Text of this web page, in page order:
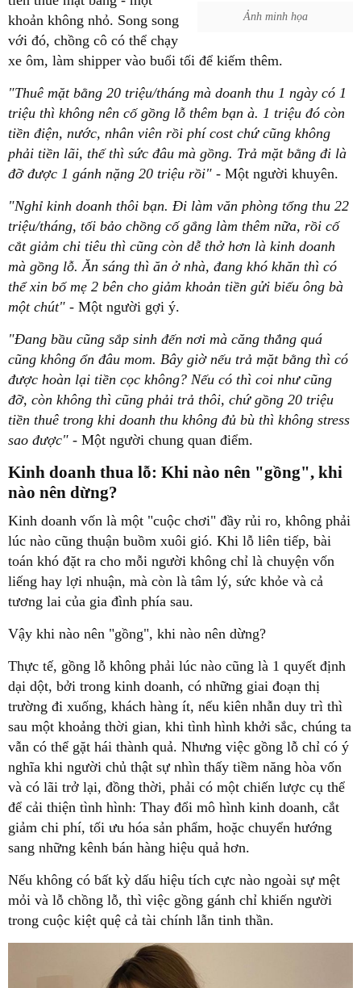
Ảnh minh họa
khoản không nhỏ. Song song
với đó, chồng cô có thể chạy
xe ôm, làm shipper vào buổi tối để kiếm thêm.
"Thuê mặt bằng 20 triệu/tháng mà doanh thu 1 ngày có 1
triệu thì không nên cố gồng lỗ thêm bạn à. 1 triệu đó còn
tiền điện, nước, nhân viên rồi phí cost chứ cũng không
phải tiền lãi, thế thì sức đâu mà gồng. Trả mặt bằng đi là
đỡ được 1 gánh nặng 20 triệu rồi" - Một người khuyên.
"Nghỉ kinh doanh thôi bạn. Đi làm văn phòng tổng thu 22
triệu/tháng, tối bảo chồng cố gắng làm thêm nữa, rồi cố
cắt giảm chi tiêu thì cũng còn dễ thở hơn là kinh doanh
mà gồng lỗ. Ăn sáng thì ăn ở nhà, đang khó khăn thì có
thể xin bố mẹ 2 bên cho giảm khoản tiền gửi biếu ông bà
một chút" - Một người gợi ý.
"Đang bầu cũng sắp sinh đến nơi mà căng thẳng quá
cũng không ổn đâu mom. Bây giờ nếu trả mặt bằng thì có
được hoàn lại tiền cọc không? Nếu có thì coi như cũng
đỡ, còn không thì cũng phải trả thôi, chứ gồng 20 triệu
tiền thuê trong khi doanh thu không đủ bù thì không stress
sao được" - Một người chung quan điểm.
Kinh doanh thua lỗ: Khi nào nên "gồng", khi
nào nên dừng?
Kinh doanh vốn là một "cuộc chơi" đầy rủi ro, không phải
lúc nào cũng thuận buồm xuôi gió. Khi lỗ liên tiếp, bài
toán khó đặt ra cho mỗi người không chỉ là chuyện vốn
liếng hay lợi nhuận, mà còn là tâm lý, sức khỏe và cả
tương lai của gia đình phía sau.
Vậy khi nào nên "gồng", khi nào nên dừng?
Thực tế, gồng lỗ không phải lúc nào cũng là 1 quyết định
dại dột, bởi trong kinh doanh, có những giai đoạn thị
trường đi xuống, khách hàng ít, nếu kiên nhẫn duy trì thì
sau một khoảng thời gian, khi tình hình khởi sắc, chúng ta
vẫn có thể gặt hái thành quả. Nhưng việc gồng lỗ chỉ có ý
nghĩa khi người chủ thật sự nhìn thấy tiềm năng hòa vốn
và có lãi trở lại, đồng thời, phải có một chiến lược cụ thể
để cải thiện tình hình: Thay đổi mô hình kinh doanh, cắt
giảm chi phí, tối ưu hóa sản phẩm, hoặc chuyển hướng
sang những kênh bán hàng hiệu quả hơn.
Nếu không có bất kỳ dấu hiệu tích cực nào ngoài sự mệt
mỏi và lỗ chồng lỗ, thì việc gồng gánh chỉ khiến người
trong cuộc kiệt quệ cả tài chính lẫn tinh thần.